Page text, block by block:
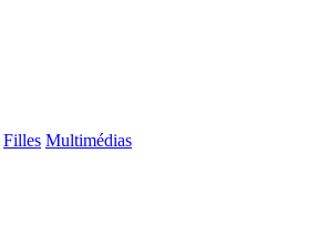
Filles Multimédias